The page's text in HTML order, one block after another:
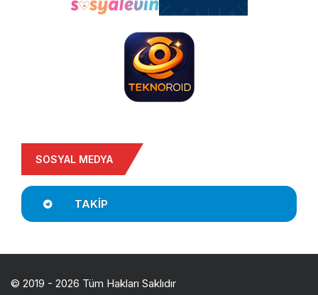
SOSYAL MEDYA
TAKIP
© 2019 - 2026 Tüm Hakları Saklıdır